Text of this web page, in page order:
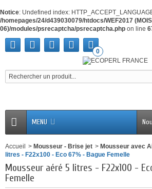
Notice: Undefined index:
/homepages/24/d439030079/htdocs/WEF2017 (MOIS
06)/modules/psrecaptcha/psrecaptcha.php on line
0
MENU
Accueil > Mousseur - Brise jet > Mousseur avec
litres - F22x100 - Eco 67% - Bague Femelle
Mousseur aéré 5 litres - F22x100 -
Femelle